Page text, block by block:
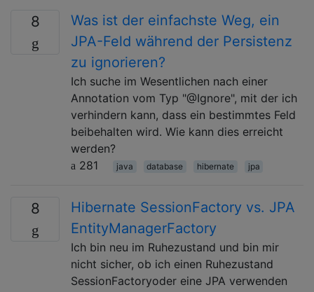
8
Was ist der einfachste Weg, ein
JPA-Feld während der Persistenz
zu ignorieren?
Ich suche im Wesentlichen nach einer
Annotation vom Typ "@Ignore", mit der ich
verhindern kann, dass ein bestimmtes Feld
beibehalten wird. Wie kann dies erreicht
werden?
281
java database hibernate jpa
8
Hibernate SessionFactory vs. JPA
EntityManagerFactory
Ich bin neu im Ruhezustand und bin mir
nicht sicher, ob ich einen Ruhezustand
SessionFactoryoder eine JPA verwenden